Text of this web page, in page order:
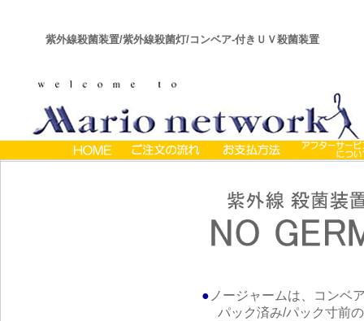
紫外線殺菌装置/紫外線殺菌灯/コンベア‐付きＵＶ殺菌装置
● ノージャームは、コンベ
パック済み/パック寸前